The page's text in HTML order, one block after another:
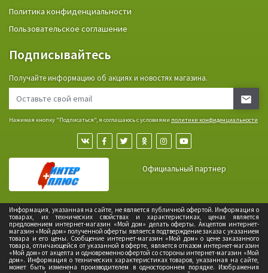
Политика конфиденциальности
Пользовательское соглашение
Подписывайтесь
Получайте информацию об акциях и новостях магазина.
Нажимая кнопку "Подписаться", я соглашаюсь с условиями политики конфиденциальности
Официальный партнер
Информация, указанная на сайте, не является публичной офертой. Информация о
товарах, их технических свойствах и характеристиках, ценах является
предложением интернет-магазин «Мой дом» делать оферты. Акцептом интернет-
магазин «Мой дом» полученной оферты является подтверждение заказа с указанием
товара и его цены. Сообщение интернет-магазин «Мой дом» о цене заказанного
товара, отличающейся от указанной в оферте, является отказом интернет-магазин
«Мой дом» от акцепта и одновременно офертой со стороны интернет-магазин «Мой
дом». Информация о технических характеристиках товаров, указанная на сайте,
может быть изменена производителем в одностороннем порядке. Изображения